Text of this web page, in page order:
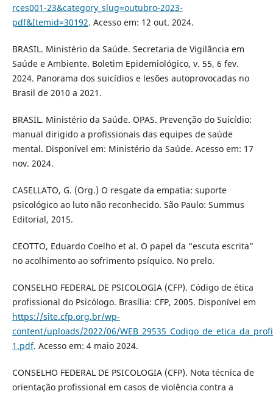
rces001-23&category_slug=outubro-2023-
pdf&Itemid=30192. Acesso em: 12 out. 2024.
BRASIL. Ministério da Saúde. Secretaria de Vigilância em
Saúde e Ambiente. Boletim Epidemiológico, v. 55, 6 fev.
2024. Panorama dos suicídios e lesões autoprovocadas no
Brasil de 2010 a 2021.
BRASIL. Ministério da Saúde. OPAS. Prevenção do Suicídio:
manual dirigido a profissionais das equipes de saúde
mental. Disponível em: Ministério da Saúde. Acesso em: 17
nov. 2024.
CASELLATO, G. (Org.) O resgate da empatia: suporte
psicológico ao luto não reconhecido. São Paulo: Summus
Editorial, 2015.
CEOTTO, Eduardo Coelho et al. O papel da “escuta escrita”
no acolhimento ao sofrimento psíquico. No prelo.
CONSELHO FEDERAL DE PSICOLOGIA (CFP). Código de ética
profissional do Psicólogo. Brasília: CFP, 2005. Disponível em
https://site.cfp.org.br/wp-
content/uploads/2022/06/
1.pdf. Acesso em: 4 maio 2024.
CONSELHO FEDERAL DE PSICOLOGIA (CFP). Nota técnica de
orientação profissional em casos de violência contra a